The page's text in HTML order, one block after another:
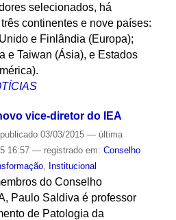
selecionados, há
continentes e nove países:
e Finlândia (Europa);
e Taiwan (Ásia), e Estados
vice-diretor do IEA
publicado03/03/2015 — última
16:57 — registrado em: Conselho
, Institucional
do Conselho
Paulo Saldiva é professor
de Patologia da